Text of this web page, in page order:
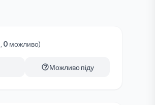
0 можливо)
Можливо піду